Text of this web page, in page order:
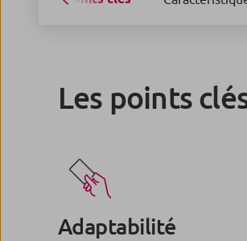
Les points
Adaptabilité